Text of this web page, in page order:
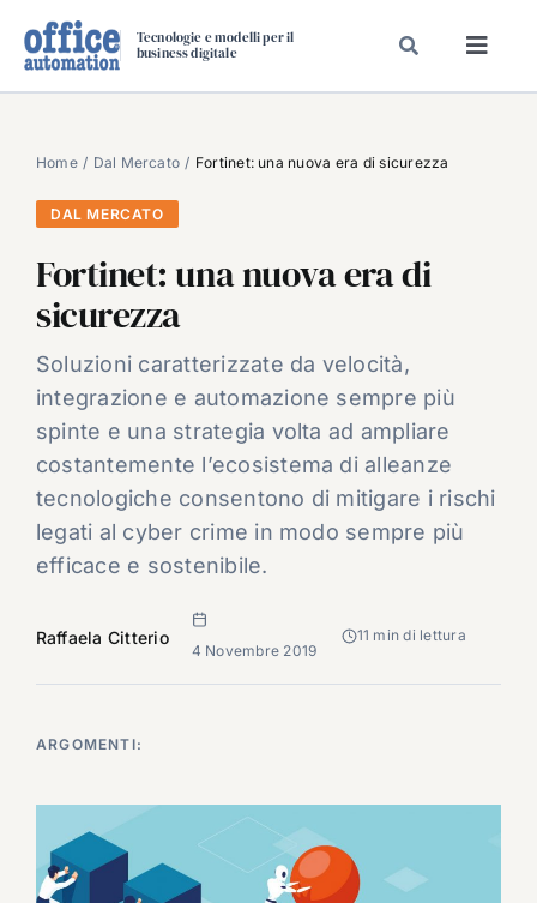
Tecnologie e modelli per il
business digitale
SPECIAL PAPER
TAVOLE ROTONDE DI REDAZIONE
CARRIERE
VIDEO
EVENTI
CHI SIAMO
Home Dal Mercato Fortinet: una nuova era di sicurezza
DAL MERCATO
Fortinet: una nuova era di
sicurezza
Soluzioni caratterizzate da velocità,
integrazione e automazione sempre più
spinte e una strategia volta ad ampliare
costantemente l’ecosistema di alleanze
tecnologiche consentono di mitigare i rischi
legati al cyber crime in modo sempre più
efficace e sostenibile.
Raffaela Citterio
4 Novembre 2019
11 min di lettura
ARGOMENTI: